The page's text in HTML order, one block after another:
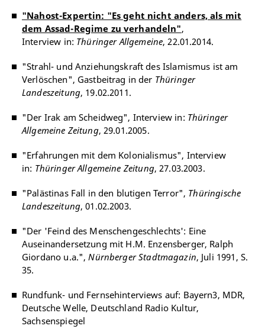
"Nahost-Expertin: "Es geht nicht anders, als mit
dem Assad-Regime zu verhandeln",
Interview in: Thüringer Allgemeine, 22.01.2014.
"Strahl- und Anziehungskraft des Islamismus ist am
Verlöschen", Gastbeitrag in der Thüringer
Landeszeitung, 19.02.2011.
"Der Irak am Scheidweg", Interview in: Thüringer
Allgemeine Zeitung, 29.01.2005.
"Erfahrungen mit dem Kolonialismus", Interview
in: Thüringer Allgemeine Zeitung, 27.03.2003.
"Palästinas Fall in den blutigen Terror", Thüringische
Landeszeitung, 01.02.2003.
"Der 'Feind des Menschengeschlechts': Eine
Auseinandersetzung mit H.M. Enzensberger, Ralph
Giordano u.a.",Nürnberger Stadtmagazin, Juli 1991, S.
35.
Rundfunk- und Fernsehinterviews auf: Bayern3, MDR,
Deutsche Welle, Deutschland Radio Kultur,
Sachsenspiegel